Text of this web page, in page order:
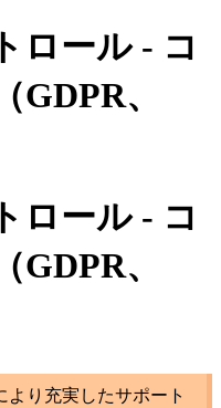
ロール - コ
、
ロール - コ
、
より充実したサポート